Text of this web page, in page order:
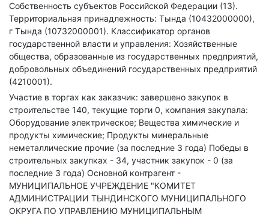
Собственность субъектов Российской Федерации (13).
Территориальная принадлежность: Тында (10432000000),
г Тында (10732000001). Классификатор органов
государственной власти и управления: Хозяйственные
общества, образованные из государственных предприятий,
добровольных объединений государственных предприятий
(4210001).
Участие в торгах как заказчик: завершено закупок в
строительстве 140, текущие торги 0, компания закупала:
Оборудование электрическое; Вещества химические и
продукты химические; Продукты минеральные
неметаллические прочие (за последние 3 года) Победы в
строительных закупках - 34, участник закупок - 0 (за
последние 3 года) Основной контрагент -
МУНИЦИПАЛЬНОЕ УЧРЕЖДЕНИЕ "КОМИТЕТ
АДМИНИСТРАЦИИ ТЫНДИНСКОГО МУНИЦИПАЛЬНОГО
ОКРУГА ПО УПРАВЛЕНИЮ МУНИЦИПАЛЬНЫМ